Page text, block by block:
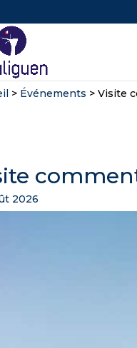
> Événements >Visite
2026